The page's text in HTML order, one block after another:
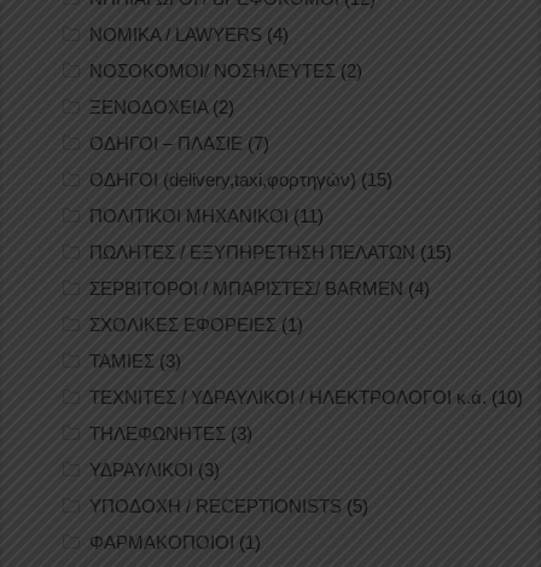
ΝΟΜΙΚΑ / LAWYERS (4)
ΝΟΣΟΚΟΜΟΙ/ ΝΟΣΗΛΕΥΤΕΣ (2)
ΞΕΝΟΔΟΧΕΙΑ(2)
ΟΔΗΓΟΙ – ΠΛΑΣΙΕ (7)
ΟΔΗΓΟΙ (delivery,taxi,φορτηγών) (15)
ΠΟΛΙΤΙΚΟΙ ΜΗΧΑΝΙΚΟΙ (11)
ΠΩΛΗΤΕΣ / ΕΞΥΠΗΡΕΤΗΣΗ ΠΕΛΑΤΩΝ (15)
ΣΕΡΒΙΤΟΡΟΙ / ΜΠΑΡΙΣΤΕΣ/ BARMEN (4)
ΣΧΟΛΙΚΕΣ ΕΦΟΡΕΙΕΣ (1)
ΤΑΜΙΕΣ (3)
ΤΕΧΝΙΤΕΣ / ΥΔΡΑΥΛΙΚΟΙ / ΗΛΕΚΤΡΟΛΟΓΟΙ κ.ά. (10)
ΤΗΛΕΦΩΝΗΤΕΣ (3)
ΥΔΡΑΥΛΙΚΟΙ (3)
ΥΠΟΔΟΧΗ / RECEPTIONISTS (5)
ΦΑΡΜΑΚΟΠΟΙΟΙ (1)